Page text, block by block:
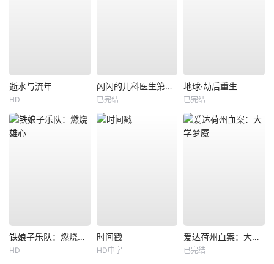
逝水与流年
HD
闪闪的儿科医生第四季
已完结
地球·劫后重生
已完结
铁娘子乐队：燃烧雄心
HD
时间戳
HD中字
爱达荷州血案：大学梦魇
已完结